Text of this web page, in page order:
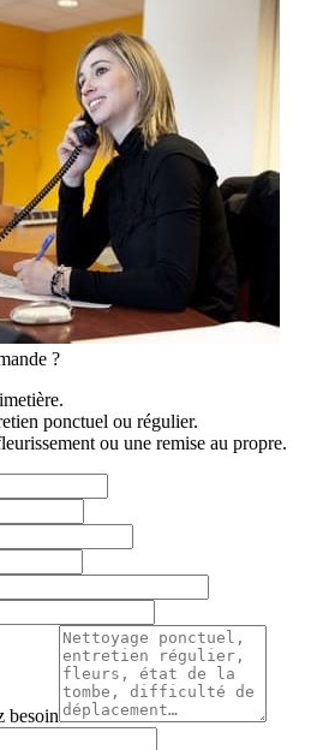
?
ponctuel ou régulier.
ou une remise au propre.
besoin